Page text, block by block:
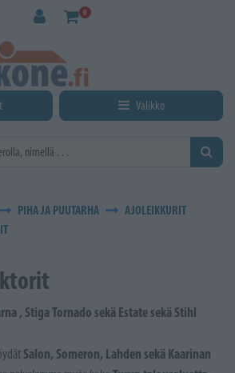
0
Valikko
PIHA JA PUUTARHA
AJOLEIKKURIT
, Stiga Tornado sekä Estate sekä Stihl
Salon, Someron, Lahden sekä Kaarinan